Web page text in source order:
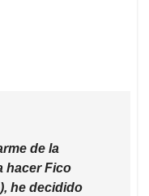
de la
hacer Fico
he decidido